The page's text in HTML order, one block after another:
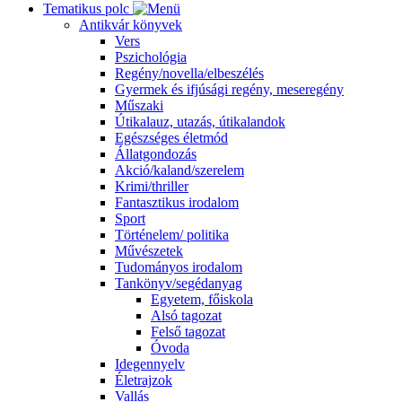
Tematikus polc
Antikvár könyvek
Vers
Pszichológia
Regény/novella/elbeszélés
Gyermek és ifjúsági regény, meseregény
Műszaki
Útikalauz, utazás, útikalandok
Egészséges életmód
Állatgondozás
Akció/kaland/szerelem
Krimi/thriller
Fantasztikus irodalom
Sport
Történelem/ politika
Művészetek
Tudományos irodalom
Tankönyv/segédanyag
Egyetem, főiskola
Alsó tagozat
Felső tagozat
Óvoda
Idegennyelv
Életrajzok
Vallás